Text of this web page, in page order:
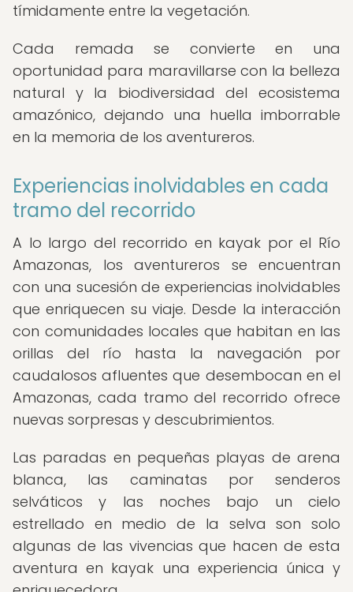
tímidamente entre la vegetación.
Cada remada se convierte en una
oportunidad para maravillarse con la belleza
natural y la biodiversidad del ecosistema
amazónico, dejando una huella imborrable
en la memoria de los aventureros.
Experiencias inolvidables en cada
tramo del recorrido
A lo largo del recorrido en kayak por el Río
Amazonas, los aventureros se encuentran
con una sucesión de experiencias inolvidables
que enriquecen su viaje. Desde la interacción
con comunidades locales que habitan en las
orillas del río hasta la navegación por
caudalosos afluentes que desembocan en el
Amazonas, cada tramo del recorrido ofrece
nuevas sorpresas y descubrimientos.
Las paradas en pequeñas playas de arena
blanca, las caminatas por senderos
selváticos y las noches bajo un cielo
estrellado en medio de la selva son solo
algunas de las vivencias que hacen de esta
aventura en kayak una experiencia única y